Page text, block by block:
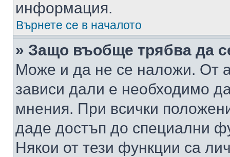
информация.
Върнете се в началото
» Защо въобще трябва да
Може и да не се наложи. От
зависи дали е необходимо
мнения. При всички
даде достъп до специални
Някои от тези функции са